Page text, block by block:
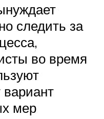
следить за
во время
мер